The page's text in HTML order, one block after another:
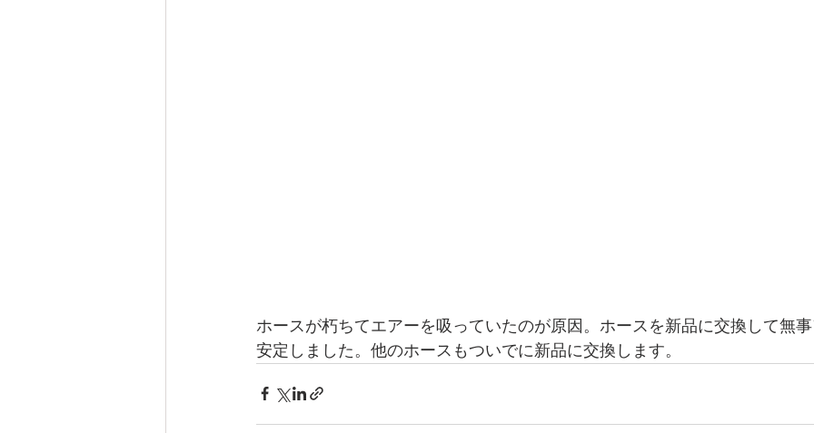
ホースが朽ちてエアーを吸っていたのが原因。ホースを新品に交換して無
安定しました。他のホースもついでに新品に交換します。